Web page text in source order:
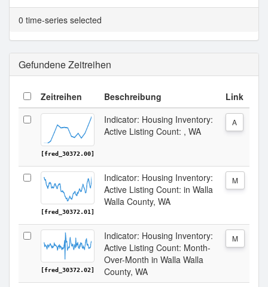
Tabellenansicht.
0 time-series selected
Gefundene Zeitreihen
Zeitreihen Beschreibung Link
[fred_30372.00]
Indicator: Housing Inventory:
Active Listing Count: , WA
A
[fred_30372.01]
Indicator: Housing Inventory:
Active Listing Count: in Walla
Walla County, WA
M
[fred_30372.02]
Indicator: Housing Inventory:
Active Listing Count: Month-
Over-Month in Walla Walla
County, WA
M